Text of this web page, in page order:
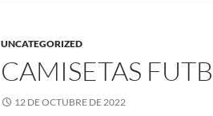
UNCATEGORIZED
CAMISETAS
12 DE OCTUBRE DE 2022